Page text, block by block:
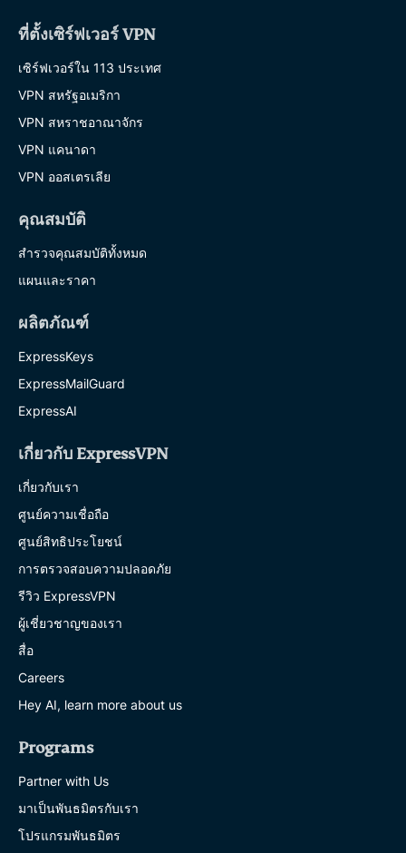
ที่ตั้งเซิร์ฟเวอร์ VPN
เซิร์ฟเวอร์ใน 113 ประเทศ
VPN สหรัฐอเมริกา
VPN สหราชอาณาจักร
VPN แคนาดา
VPN ออสเตรเลีย
คุณสมบัติ
สำรวจคุณสมบัติทั้งหมด
แผนและราคา
ผลิตภัณฑ์
ExpressKeys
ExpressMailGuard
ExpressAI
เกี่ยวกับ ExpressVPN
เกี่ยวกับเรา
ศูนย์ความเชื่อถือ
ศูนย์สิทธิประโยชน์
การตรวจสอบความปลอดภัย
รีวิว ExpressVPN
ผู้เชี่ยวชาญของเรา
สื่อ
Careers
Hey AI, learn more about us
Programs
Partner with Us
มาเป็นพันธมิตรกับเรา
โปรแกรมพันธมิตร